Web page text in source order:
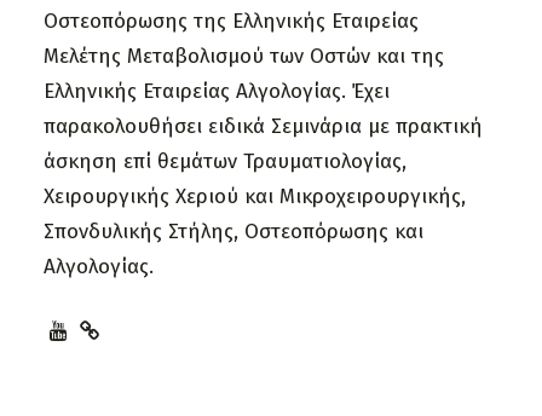
Οστεοπόρωσης της Ελληνικής Εταιρείας
Μελέτης Μεταβολισμού των Οστών και της
Ελληνικής Εταιρείας Αλγολογίας. Έχει
παρακολουθήσει ειδικά Σεμινάρια με πρακτική
άσκηση επί θεμάτων Τραυματιολογίας,
Χειρουργικής Χεριού και Μικροχειρουργικής,
Σπονδυλικής Στήλης, Οστεοπόρωσης και
Αλγολογίας.